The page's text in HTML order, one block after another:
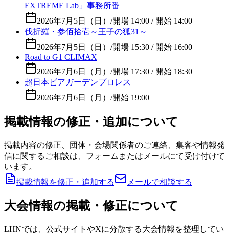
EXTREME Lab」事務所番
2026年7月5日（日） /開場 14:00 / 開始 14:00
伐折羅・参佰拾壱～王子の狐31～
2026年7月5日（日） /開場 15:30 / 開始 16:00
Road to G1 CLIMAX
2026年7月6日（月） /開場 17:30 / 開始 18:30
超日本ビアガーデンプロレス
2026年7月6日（月） /開始 19:00
掲載情報の修正・追加について
掲載内容の修正、団体・会場関係者のご連絡、集客や情報発
信に関するご相談は、フォームまたはメールにて受け付けて
います。
掲載情報を修正・追加する
メールで相談する
大会情報の掲載・修正について
LHNでは、公式サイトやXに分散する大会情報を整理してい